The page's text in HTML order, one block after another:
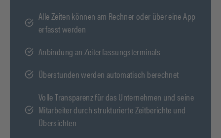
Alle Zeiten können am Rechner oder über eine App
erfasst werden
Anbindung an Zeiterfassungsterminals
Überstunden werden automatisch berechnet
Volle Transparenz für das Unternehmen und seine
Mitarbeiter durch strukturierte Zeitberichte und
Übersichten